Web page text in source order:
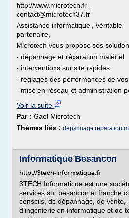
http://www.microtech.fr -
contact@microtech37.fr
Assistance informatique , véritable
partenaire,
Microtech vous propose ses
- dépannage et réparation matériel
- interventions sur site rapides
- réglages des performances de
- mise en réseau et administration
Voir la suite
Par : Gael Microtech
Thèmes liés : depannage reparation
Informatique Besancon
http://3tech-informatique.fr
3TECH Informatique est une
services sur besancon et franche
conseils, de dépannage, de vente,
d’ingénierie en informatique et de